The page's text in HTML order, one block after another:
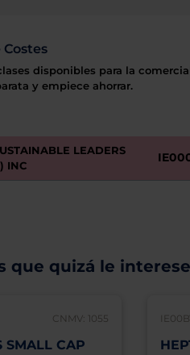
disponibles para la
y empiece ahorrar.
LEADERS
INC
que quizá le
CNMV: 1055
SMALL CAP